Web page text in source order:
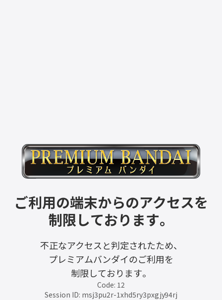
ご利用の端末からのアクセスを
制限しております。
不正なアクセスと判定されたため、
プレミアムバンダイのご利用を
制限しております。
Code: 12
Session ID: msj3pu2r-1xhd5ry3pxgjy94rj